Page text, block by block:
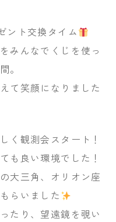
ント交換タイム
みんなでくじを使っ
。
て笑顔になりました
く観測会スタート！
も良い環境でした！
大三角、オリオン座
らいました
たり、望遠鏡を覗い